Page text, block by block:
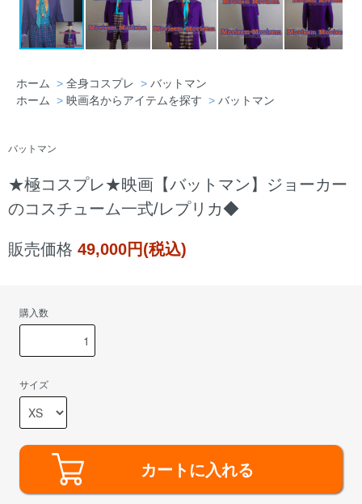
ホーム > 全身コスプレ > バットマン
ホーム
> 映画名からアイテムを探す > バットマン
バットマン
★極コスプレ★映画【バットマン】ジョーカー
のコスチューム一式/レプリカ◆
販売価格 49,000円(税込)
購入数
サイズ
カートに入れる